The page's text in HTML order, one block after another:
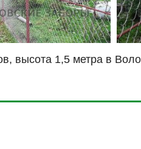
высота 1,5 метра в